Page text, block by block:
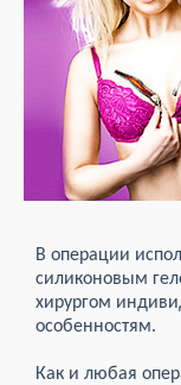
В операции
силиконовым
хирургом
особенностям.
Как и любая